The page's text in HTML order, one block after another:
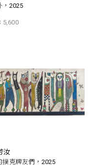
，2025
5,600
汝
撲克牌友們，2025